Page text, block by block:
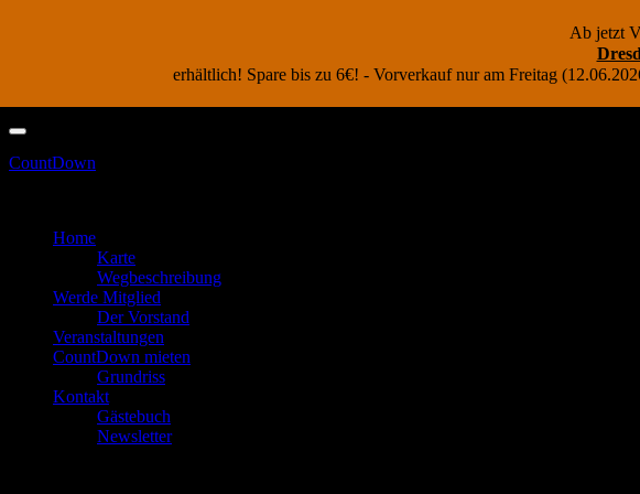
Skip
content
CountDown
Home
Karte
Wegbeschreibung
Werde Mitglied
Der Vorstand
Veranstaltungen
CountDown mieten
Grundriss
Kontakt
Gästebuch
Newsletter
Ab jetzt
erhältlich! Spare bis zu 6€! - Vorverkauf nur am Freitag